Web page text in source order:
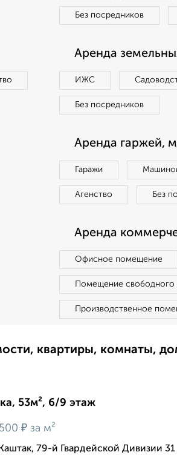
Без посредников
Аренда
ИЖС
Без посредников
Аренда гаржей,
Гаражи
Агенство Без
Аренда
Офисное помещение
Помещение свободного
Производственное
квартиры, комнаты,
53м², 6/9 этаж
₽ за м²
79-й Гвардейской Дивизии 31